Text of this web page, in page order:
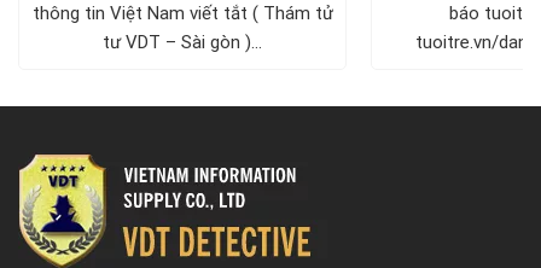
thông tin Việt Nam viết tắt ( Thám tử
tư VDT – Sài gòn )...
báo
tuoitre.vn/